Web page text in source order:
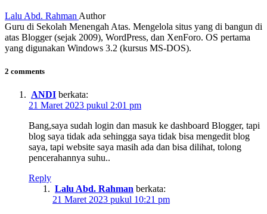
Lalu Abd. Rahman Author
Guru di Sekolah Menengah Atas. Mengelola situs yang di bangun di
atas Blogger (sejak 2009), WordPress, dan XenForo. OS pertama
yang digunakan Windows 3.2 (kursus MS-DOS).
2 comments
ANDI berkata:
21 Maret 2023 pukul 2:01 pm
Bang,saya sudah login dan masuk ke dashboard Blogger, tapi
blog saya tidak ada sehingga saya tidak bisa mengedit blog
saya, tapi website saya masih ada dan bisa dilihat, tolong
pencerahannya suhu..
Reply
Lalu Abd. Rahman berkata:
21 Maret 2023 pukul 10:21 pm